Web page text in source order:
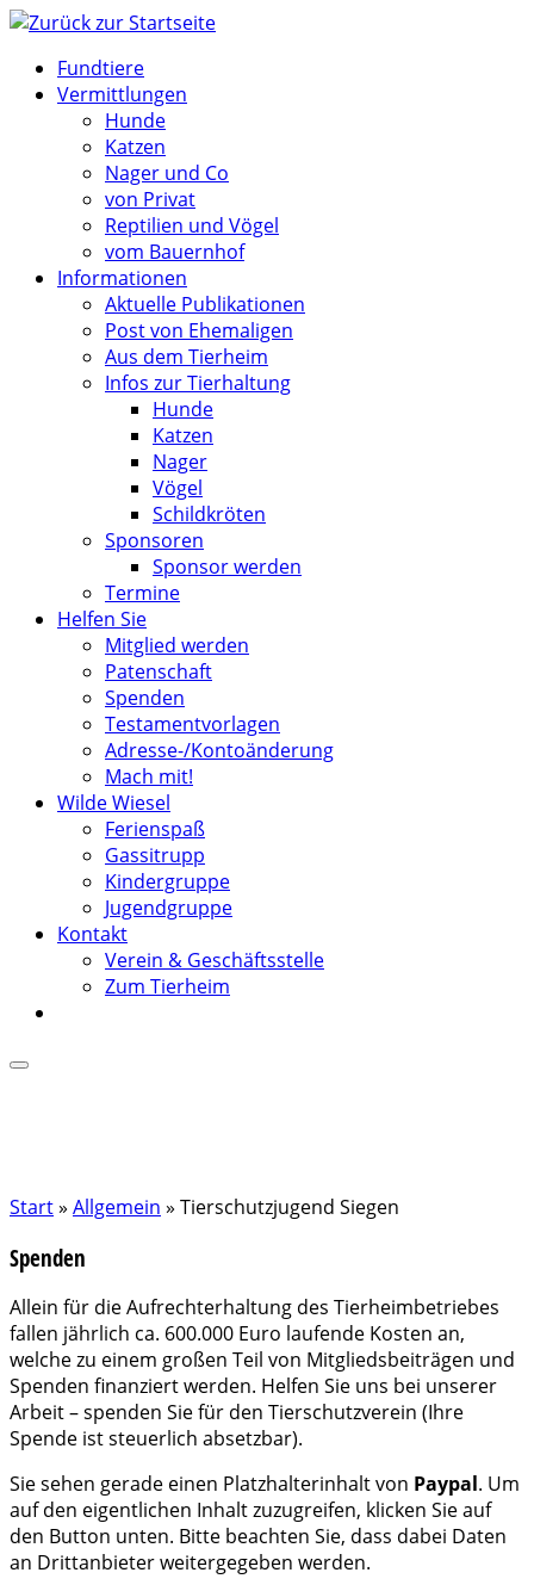
Zum
springenFundtiere
Vermittlungen
Hunde
Katzen
Nager und Co
von Privat
Reptilien und Vögel
vom Bauernhof
Informationen
Aktuelle Publikationen
Post von Ehemaligen
Aus dem Tierheim
Infos zur Tierhaltung
Hunde
Katzen
Nager
Vögel
Schildkröten
Sponsoren
Sponsor werden
Termine
Helfen Sie
Mitglied werden
Patenschaft
Spenden
Testamentvorlagen
Adresse-/Kontoänderung
Mach mit!
Wilde Wiesel
Ferienspaß
Gassitrupp
Kindergruppe
Jugendgruppe
Kontakt
Verein & Geschäftsstelle
Zum Tierheim
Start» Allgemein » Tierschutzjugend Siegen
Spenden
Allein für die Aufrechterhaltung des Tierheimbetriebes
fallen jährlich ca. 600.000 Euro laufende Kosten an,
welche zu einem großen Teil von Mitgliedsbeiträgen und
Spenden finanziert werden. Helfen Sie uns bei unserer
Arbeit – spenden Sie für den Tierschutzverein (Ihre
Spende ist steuerlich absetzbar).
Sie sehen gerade einen Platzhalterinhalt von Paypal. Um
auf den eigentlichen Inhalt zuzugreifen, klicken Sie auf
den Button unten. Bitte beachten Sie, dass dabei Daten
an Drittanbieter weitergegeben werden.